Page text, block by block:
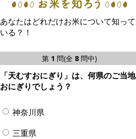
あなたはどれだけお米について知って
いる？！
第 1 問(全 8問中)
「天むすおにぎり」は、何県のご当地
おにぎりでしょう？
神奈川県
三重県